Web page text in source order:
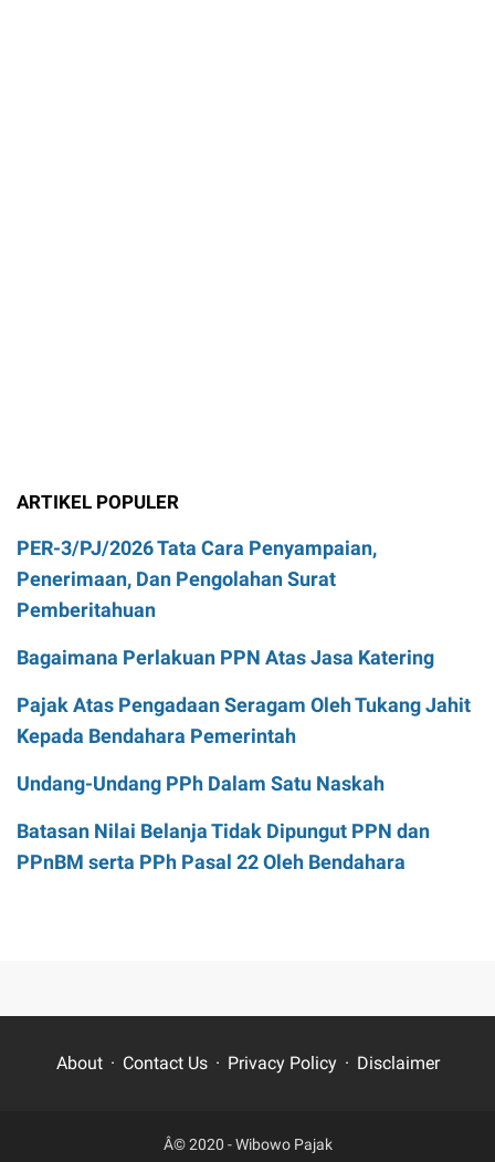
ARTIKEL POPULER
PER-3/PJ/2026 Tata Cara Penyampaian,
Penerimaan, Dan Pengolahan Surat
Pemberitahuan
Bagaimana Perlakuan PPN Atas Jasa Katering
Pajak Atas Pengadaan Seragam Oleh Tukang Jahit
Kepada Bendahara Pemerintah
Undang-Undang PPh Dalam Satu Naskah
Batasan Nilai Belanja Tidak Dipungut PPN dan
PPnBM serta PPh Pasal 22 Oleh Bendahara
About Contact Us Privacy Policy Disclaimer
Â© 2020 -Wibowo Pajak